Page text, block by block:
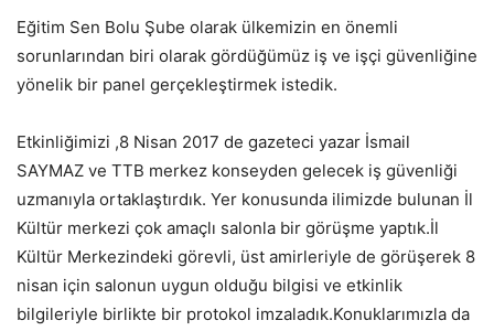
Eğitim Sen Bolu Şube olarak ülkemizin en önemli
sorunlarından biri olarak gördüğümüz iş ve işçi güvenliğine
yönelik bir panel gerçekleştirmek istedik.
Etkinliğimizi ,8 Nisan 2017 de gazeteci yazar İsmail
SAYMAZ ve TTB merkez konseyden gelecek iş güvenliği
uzmanıyla ortaklaştırdık. Yer konusunda ilimizde bulunan İl
Kültür merkezi çok amaçlı salonla bir görüşme yaptık.İl
Kültür Merkezindeki görevli, üst amirleriyle de görüşerek 8
nisan için salonun uygun olduğu bilgisi ve etkinlik
bilgileriyle birlikte bir protokol imzaladık.Konuklarımızla da